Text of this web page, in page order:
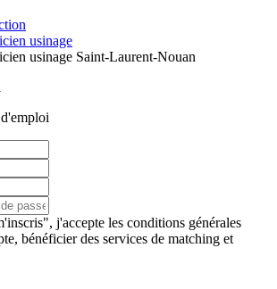
usinage
usinage Saint-Laurent-Nouan
j'accepte les conditions générales
bénéficier des services de matching et